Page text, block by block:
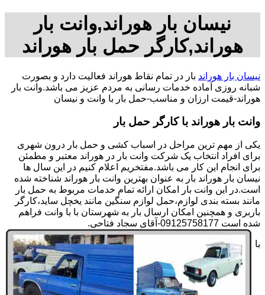
نیسان بار هوراند,وانت بار
هوراند,کارگر حمل بار هوراند
نیسان بار هوراند بار در تمام نقاط هوراند فعالیت دارد و بصورت
شبانه روزی آماده خدمات رسانی به مردم عزیز می باشد.وانت بار
هوراند-قیمت ارزان و مناسب-حمل بار با وانت و نیسان
وانت بار هوراند با کارگر حمل بار
یکی از مهم ترین مراحل در اسباب کشی و حمل بار درون شهری
برای افراد انتخاب یک شرکت وانت بار در هوراند معتبر و مطمئن
برای انجام این کار می باشد.مفتخریم اعلام کنیم در این سال ها
نیسان بار هوراند بار به عنوان بهترین وانت بار هوراند شناخته شده
است.در این وانت بار امکان ارائه تمام خدمات مربوط به حمل بار
مانند بسته بندی لوازم،حمل لوازم سنگین مانند یخچل ساید،کارگر
باربری و همچنین امکان ارسال بار به شهرستان با با وانت فراهم
شده است 09125758177-آقای سجاد فتاحی.
با